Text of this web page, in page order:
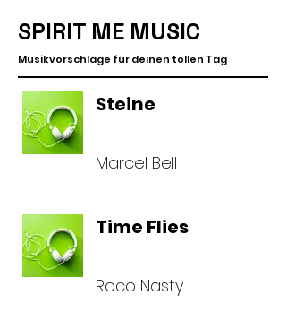
SPIRIT ME MUSIC
Musikvorschläge für deinen tollen Tag
Steine
Marcel Bell
Time Flies
Roco Nasty